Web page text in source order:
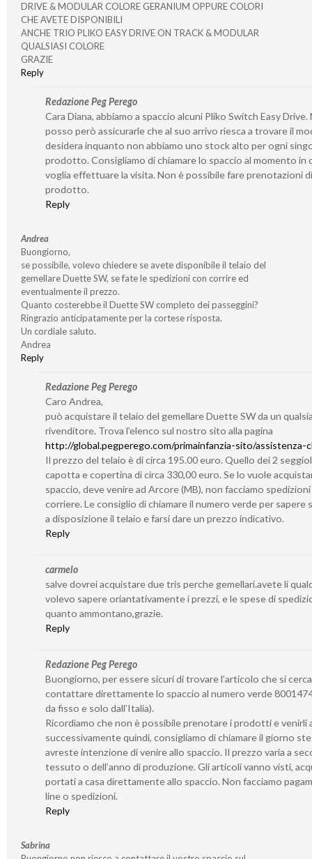
DRIVE & MODULAR COLORE GERANIUM OPPURE COLORI
CHE AVETE DISPONIBILI
ANCHE TRIO PLIKO EASY DRIVE ON TRACK & MODULAR
QUALSIASI COLORE
GRAZIE
Reply
Redazione Peg Perego
Cara Diana, abbiamo a spaccio alcuni Pliko Switch Easy Drive.
posso però assicurarle che al suo arrivo riesca a trovare il
desidera inquanto non abbiamo uno stock alto per ogni
prodotto. Consigliamo di chiamare lo spaccio al momento in
voglia effettuare la visita. Non è possibile fare prenotazioni di
prodotto.
Reply
Andrea
Buongiorno,
se possibile, volevo chiedere se avete disponibile il telaio del
gemellare Duette SW, se fate le spedizioni con corrire ed
eventualmente il prezzo.
Quanto costerebbe il Duette SW completo dei passeggini?
Ringrazio anticipatamente per la cortese risposta.
Un cordiale saluto.
Andrea
Reply
Redazione Peg Perego
Caro Andrea,
può acquistare il telaio del gemellare Duette SW da un
rivenditore. Trova l’elenco sul nostro sito alla pagina
http://global.pegperego.com/primainfanzia-sito/assistenza-
Il prezzo del telaio è di circa 195.00 euro. Quello dei 2
capotta e copertina di circa 330,00 euro. Se lo vuole
spaccio, deve venire ad Arcore (MB), non facciamo
corriere. Le consiglio di chiamare il numero verde per sapere
a disposizione il telaio e farsi dare un prezzo indicativo.
Reply
carmelo
salve dovrei acquistare due tris perche gemellari.avete li
volevo sapere oriantativamente i prezzi, e le spese di
quanto ammontano,grazie.
Reply
Redazione Peg Perego
Buongiorno, per essere sicuri di trovare l’articolo che si
contattare direttamente lo spaccio al numero verde
da fisso e solo dall’Italia).
Ricordiamo che non è possibile prenotare i prodotti e venirli
successivamente quindi, consigliamo di chiamare il giorno
avreste intenzione di venire allo spaccio. Il prezzo varia a
tessuto o dell’anno di produzione. Gli articoli vanno visti,
portati a casa direttamente allo spaccio. Non facciamo
line o spedizioni.
Reply
Sabrina